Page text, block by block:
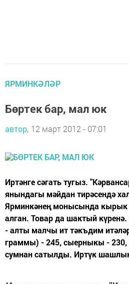
ЯРМИНКӘЛӘР
Бөртек бар, мал юк
автор, 12 март 2012 - 07:01
Иртәнге сәгать тугыз.
янындагы мәйдан тирәсендә
Ярминкәнең монысында кырык
алган. Товар да шактый
- алты малчы ит тәкъдим
граммы) - 245, сыерныкы -
сумнан сатылды. Иртүк